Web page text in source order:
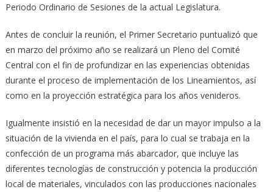
Periodo Ordinario de Sesiones de la actual Legislatura.
Antes de concluir la reunión, el Primer Secretario puntualizó que
en marzo del próximo año se realizará un Pleno del Comité
Central con el fin de profundizar en las experiencias obtenidas
durante el proceso de implementación de los Lineamientos, así
como en la proyección estratégica para los años venideros.
Igualmente insistió en la necesidad de dar un mayor impulso a la
situación de la vivienda en el país, para lo cual se trabaja en la
confección de un programa más abarcador, que incluye las
diferentes tecnologías de construcción y potencia la producción
local de materiales, vinculados con las producciones nacionales